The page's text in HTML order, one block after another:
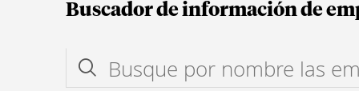
Buscador de información de